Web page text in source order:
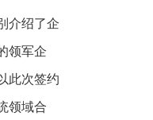
介绍了企
领军企
此次签约
领域合